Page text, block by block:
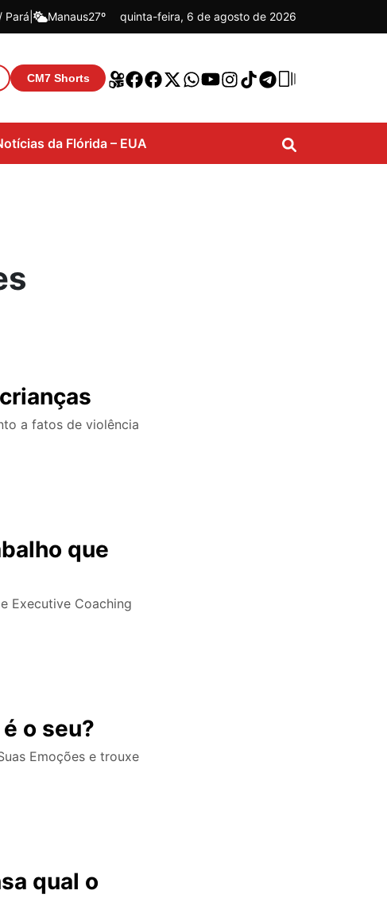
Pará Manaus27º quinta-feira, 6 de agosto de 2026
CM7 Shorts
da Flórida – EUA
a fatos de violência
que
Executive Coaching
o seu?
Emoções e trouxe
qual o